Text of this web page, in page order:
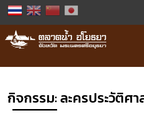
กิจกรรม: ละครประวัติศ